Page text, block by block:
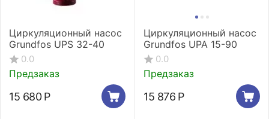
Циркуляционный насос
Grundfos UPS 32-40
0.0
Предзаказ
15 680 Р
Циркуляционный насос
Grundfos UPA 15-90
0.0
Предзаказ
15 876 Р